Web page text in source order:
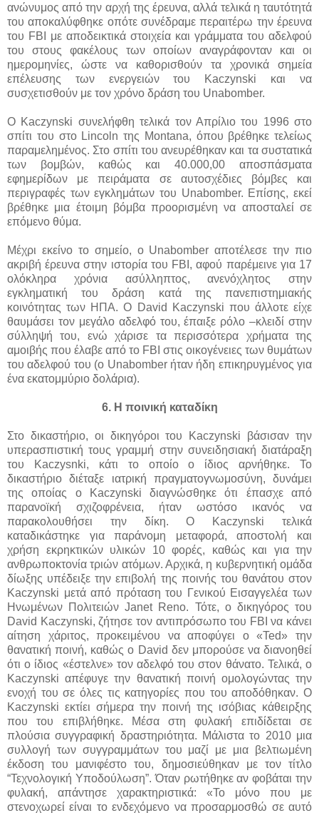
ανώνυμος από την αρχή της έρευνα, αλλά τελικά η ταυτότητά
του αποκαλύφθηκε οπότε συνέδραμε περαιτέρω την έρευνα
του FBI με αποδεικτικά στοιχεία και γράμματα του αδελφού
του στους φακέλους των οποίων αναγράφονταν και οι
ημερομηνίες, ώστε να καθορισθούν τα χρονικά σημεία
επέλευσης των ενεργειών του Kaczynski και να
συσχετισθούν με τον χρόνο δράση του Unabomber.
O Kaczynski συνελήφθη τελικά τον Απρίλιο του 1996 στο
σπίτι του στο Lincoln της Montana, όπου βρέθηκε τελείως
παραμελημένος. Στο σπίτι του ανευρέθηκαν και τα συστατικά
των βομβών, καθώς και 40.000,00 αποσπάσματα
εφημερίδων με πειράματα σε αυτοσχέδιες βόμβες και
περιγραφές των εγκλημάτων του Unabomber. Επίσης, εκεί
βρέθηκε μια έτοιμη βόμβα προορισμένη να αποσταλεί σε
επόμενο θύμα.
Μέχρι εκείνο το σημείο, ο Unabomber αποτέλεσε την πιο
ακριβή έρευνα στην ιστορία του FBI, αφού παρέμεινε για 17
ολόκληρα χρόνια ασύλληπτος, ανενόχλητος στην
εγκληματική του δράση κατά της πανεπιστημιακής
κοινότητας των ΗΠΑ. O David Kaczynski που άλλοτε είχε
θαυμάσει τον μεγάλο αδελφό του, έπαιξε ρόλο –κλειδί στην
σύλληψή του, ενώ χάρισε τα περισσότερα χρήματα της
αμοιβής που έλαβε από το FBI στις οικογένειες των θυμάτων
του αδελφού του (ο Unabomber ήταν ήδη επικηρυγμένος για
ένα εκατομμύριο δολάρια).
6. Η ποινική καταδίκη
Στο δικαστήριο, οι δικηγόροι του Kaczynski βάσισαν την
υπερασπιστική τους γραμμή στην συνειδησιακή διατάραξη
του Kaczysnki, κάτι το οποίο ο ίδιος αρνήθηκε. Το
δικαστήριο διέταξε ιατρική πραγματογνωμοσύνη, δυνάμει
της οποίας ο Kaczynski διαγνώσθηκε ότι έπασχε από
παρανοϊκή σχιζοφρένεια, ήταν ωστόσο ικανός να
παρακολουθήσει την δίκη. Ο Kaczynski τελικά
καταδικάστηκε για παράνομη μεταφορά, αποστολή και
χρήση εκρηκτικών υλικών 10 φορές, καθώς και για την
ανθρωποκτονία τριών ατόμων. Αρχικά, η κυβερνητική ομάδα
δίωξης υπέδειξε την επιβολή της ποινής του θανάτου στον
Kaczynski μετά από πρόταση του Γενικού Εισαγγελέα των
Ηνωμένων Πολιτειών Janet Reno. Τότε, ο δικηγόρος του
David Kaczynski, ζήτησε τον αντιπρόσωπο του FBI να κάνει
αίτηση χάριτος, προκειμένου να αποφύγει ο «Ted» την
θανατική ποινή, καθώς ο David δεν μπορούσε να διανοηθεί
ότι ο ίδιος «έστελνε» τον αδελφό του στον θάνατο. Τελικά, ο
Kaczynski απέφυγε την θανατική ποινή ομολογώντας την
ενοχή του σε όλες τις κατηγορίες που του αποδόθηκαν. Ο
Kaczynski εκτίει σήμερα την ποινή της ισόβιας κάθειρξης
που του επιβλήθηκε. Μέσα στη φυλακή επιδίδεται σε
πλούσια συγγραφική δραστηριότητα. Μάλιστα το 2010 μια
συλλογή των συγγραμμάτων του μαζί με μια βελτιωμένη
έκδοση του μανιφέστο του, δημοσιεύθηκαν με τον τίτλο
“Τεχνολογική Υποδούλωση”. Όταν ρωτήθηκε αν φοβάται την
φυλακή, απάντησε χαρακτηριστικά: «Το μόνο που με
στενοχωρεί είναι το ενδεχόμενο να προσαρμοσθώ σε αυτό